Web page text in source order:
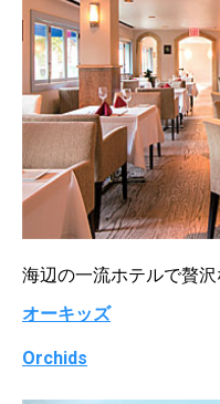
海辺の一流ホテルで贅
オーキッズ
Orchids